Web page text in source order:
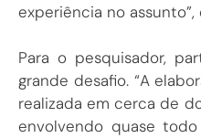
experiência no assunto”,
Para o pesquisador,
grande desafio. “A
realizada em cerca de
envolvendo quase